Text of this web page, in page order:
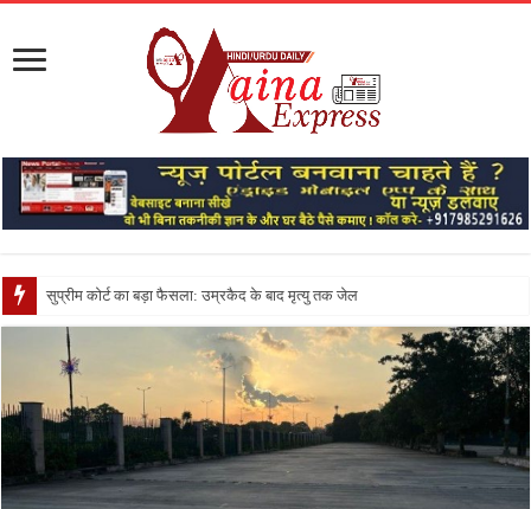
सुप्रीम कोर्ट का बड़ा फैसला: उम्रकैद के बाद मृत्यु तक जेल में रखने की सजा संवि